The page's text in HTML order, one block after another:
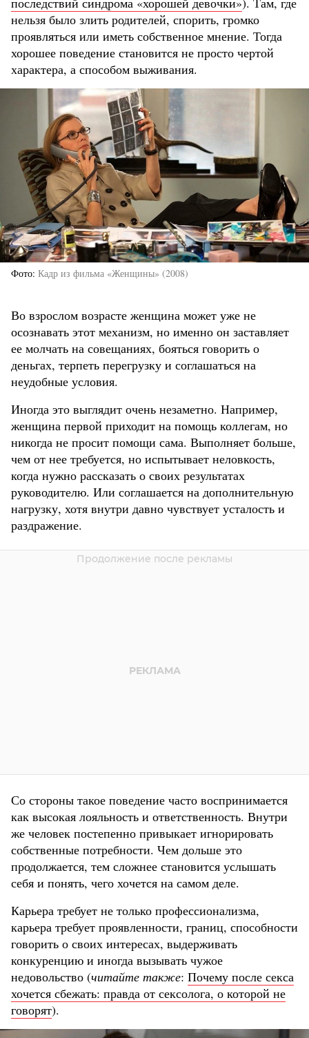
нельзя было злить родителей, спорить, громко
проявляться или иметь собственное мнение. Тогда
хорошее поведение становится не просто чертой
характера, а способом выживания.
Фото Кадр из фильма «Женщины» (2008)
Во взрослом возрасте женщина может уже не
осознавать этот механизм, но именно он заставляет
ее молчать на совещаниях, бояться говорить о
деньгах, терпеть перегрузку и соглашаться на
неудобные условия.
Иногда это выглядит очень незаметно. Например,
женщина первой приходит на помощь коллегам, но
никогда не просит помощи сама. Выполняет больше,
чем от нее требуется, но испытывает неловкость,
когда нужно рассказать о своих результатах
руководителю. Или соглашается на дополнительную
нагрузку, хотя внутри давно чувствует усталость и
раздражение.
Со стороны такое поведение часто воспринимается
как высокая лояльность и ответственность. Внутри
же человек постепенно привыкает игнорировать
собственные потребности. Чем дольше это
продолжается, тем сложнее становится услышать
себя и понять, чего хочется на самом деле.
Карьера требует не только профессионализма,
карьера требует проявленности, границ, способности
говорить о своих интересах, выдерживать
конкуренцию и иногда вызывать чужое
недовольство (читайте также: Почему после секса
хочется сбежать: правда от сексолога, о которой не
говорят).